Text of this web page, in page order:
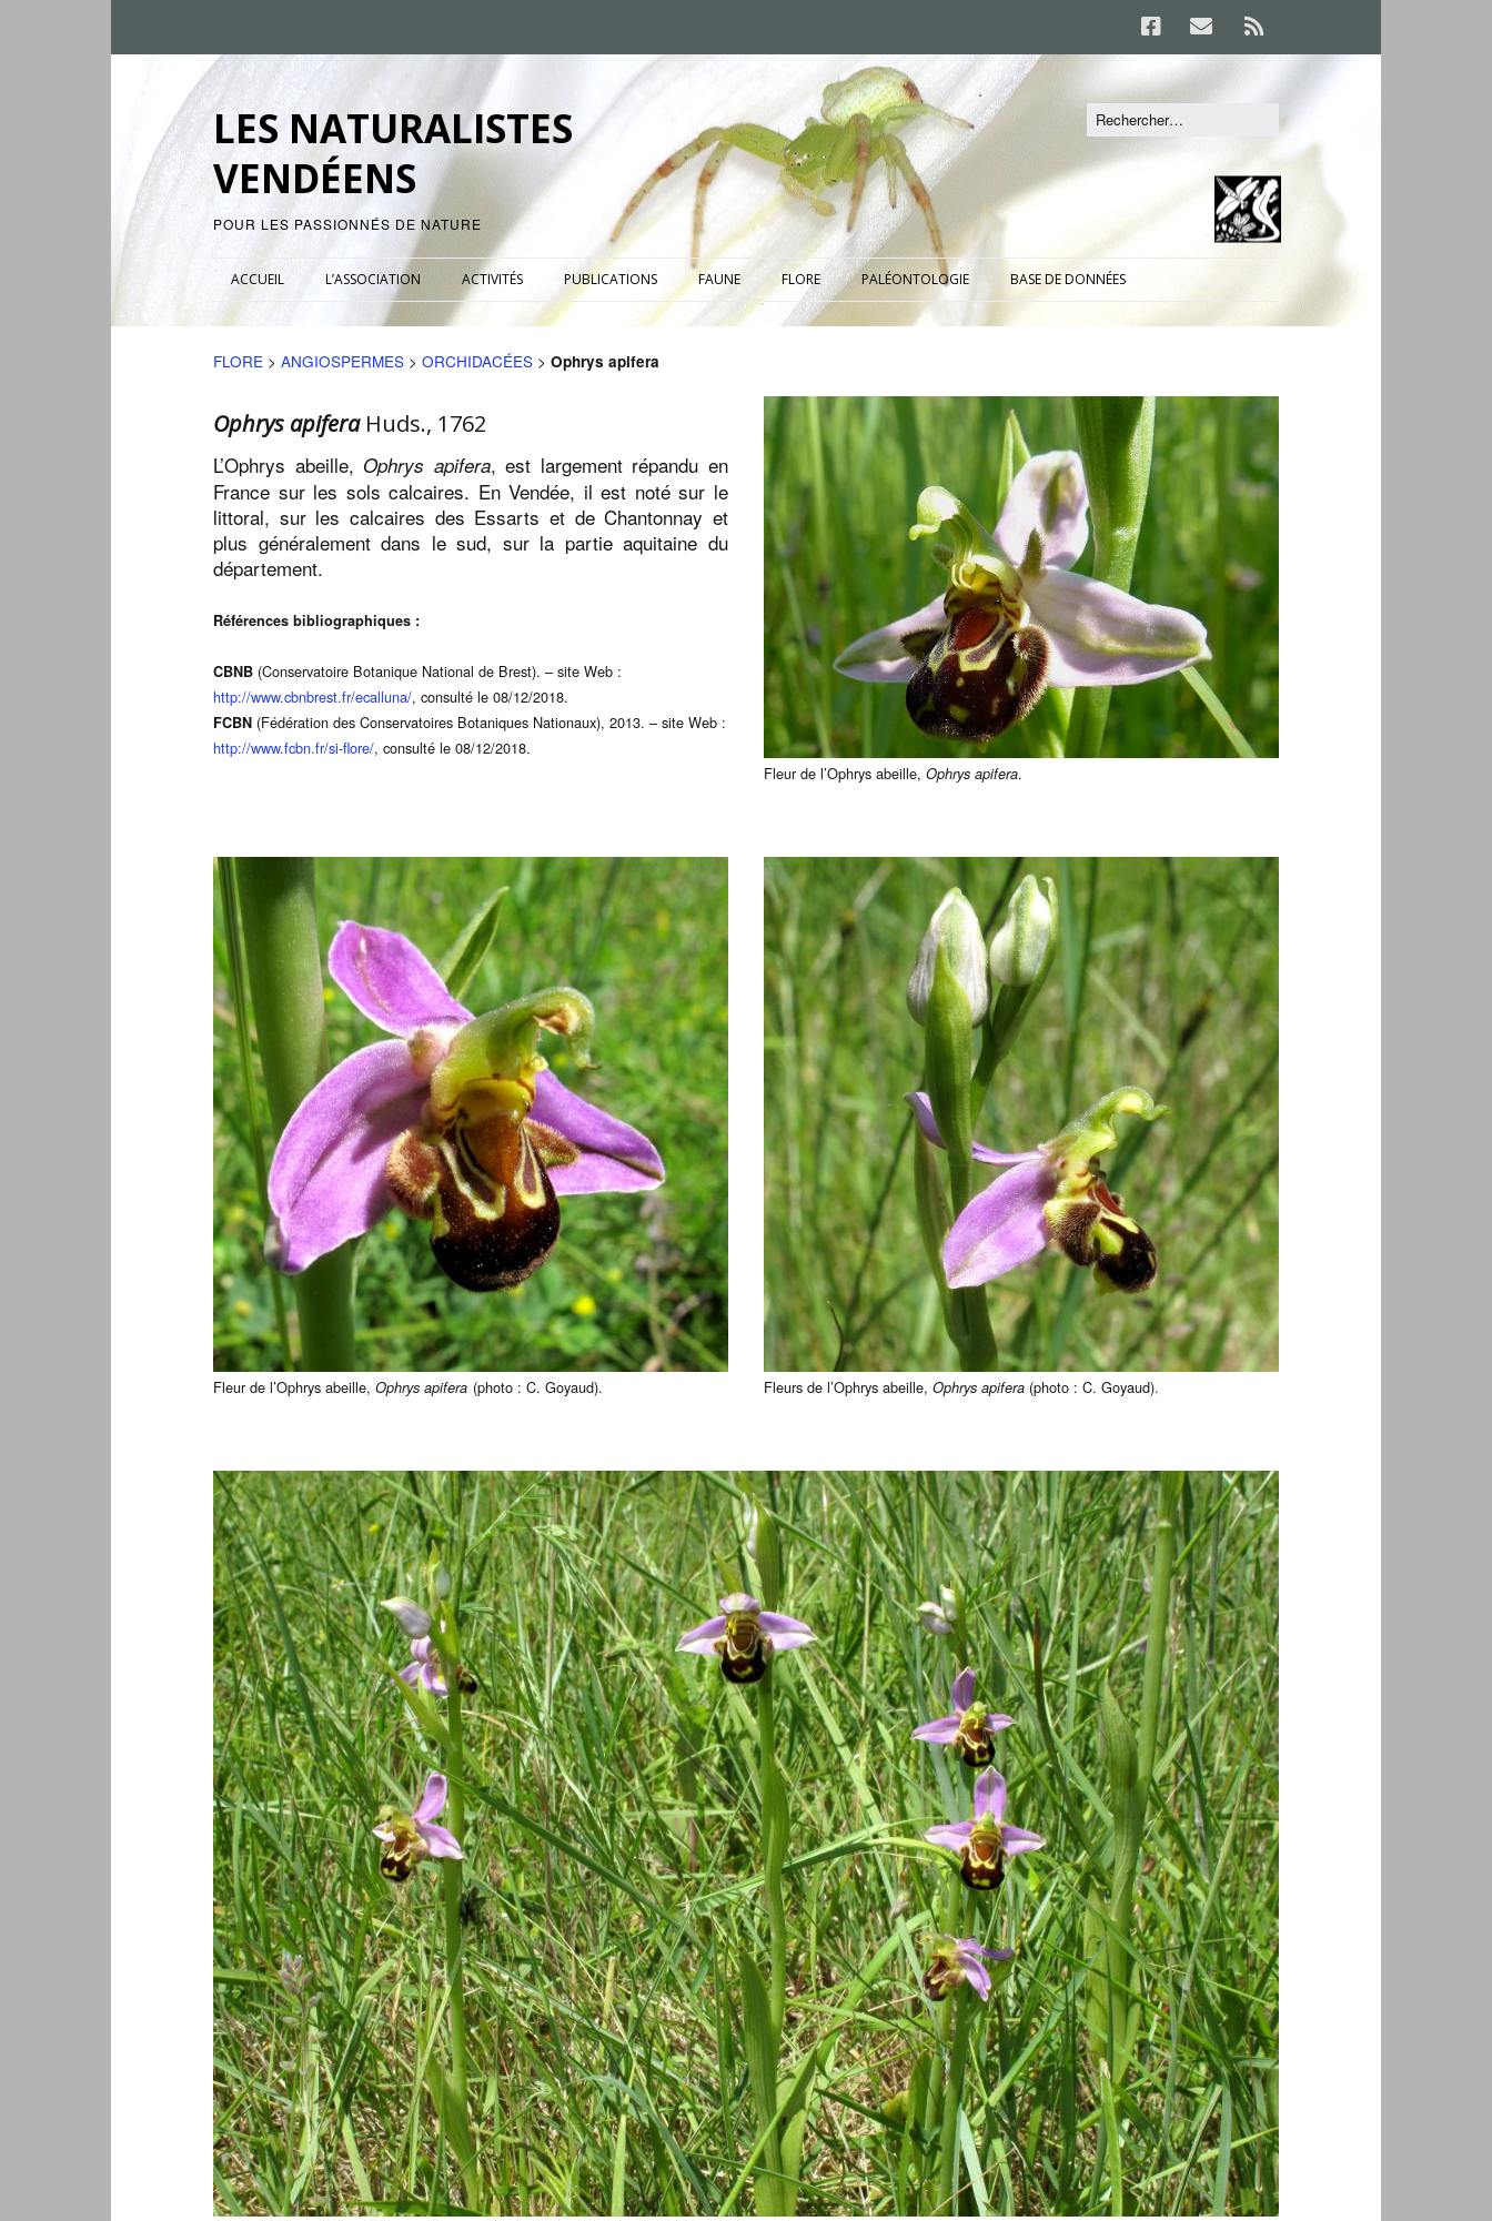
LES NATURALISTES
VENDÉENS
POUR LES PASSIONNÉS DE NATURE
ACCUEIL L’ASSOCIATION ACTIVITÉS PUBLICATIONS FAUNE FLORE PALÉONTOLOGIE BASE DE DONNÉES
FLORE > ANGIOSPERMES > ORCHIDACÉES > Ophrys apifera
Ophrys apiferaHuds., 1762
L’Ophrys abeille, Ophrys apifera, est largement répandu en
France sur les sols calcaires. En Vendée, il est noté sur le
littoral, sur les calcaires des Essarts et de Chantonnay et
plus généralement dans le sud, sur la partie aquitaine du
département.
Références bibliographiques :
CBNB (Conservatoire Botanique National de Brest). – site Web :
http://www.cbnbrest.fr/ecalluna/, consulté le 08/12/2018.
FCBN (Fédération des Conservatoires Botaniques Nationaux), 2013. – site Web :
http://www.fcbn.fr/si-flore/, consulté le 08/12/2018.
Fleur de l’Ophrys abeille, Ophrys apifera.
Fleur de l’Ophrys abeille, Ophrys apifera (photo : C. Goyaud). Fleurs de l’Ophrys abeille, Ophrys apifera (photo : C. Goyaud).